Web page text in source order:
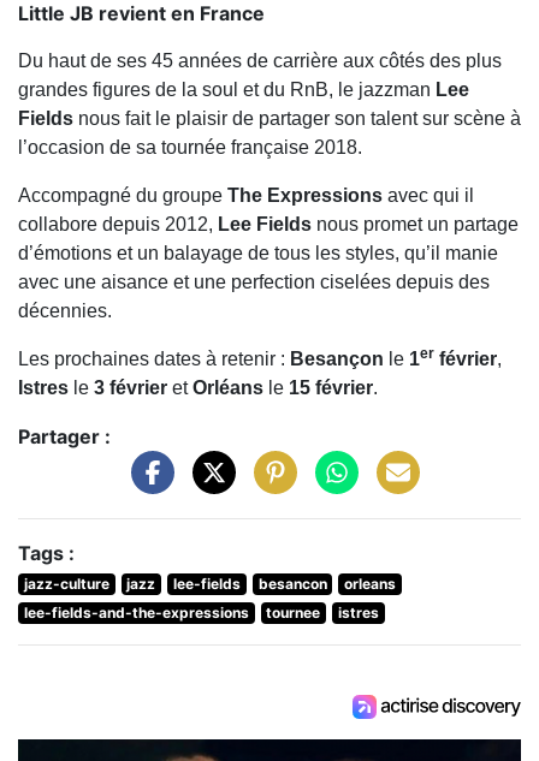
Little JB revient en France
Du haut de ses 45 années de carrière aux côtés des plus
grandes figures de la soul et du RnB, le jazzman Lee
Fields nous fait le plaisir de partager son talent sur scène à
l’occasion de sa tournée française 2018.
Accompagné du groupe The Expressions avec qui il
collabore depuis 2012, Lee Fields nous promet un partage
d’émotions et un balayage de tous les styles, qu’il manie
avec une aisance et une perfection ciselées depuis des
décennies.
Les prochaines dates à retenir : Besançon le 1er février,
Istres le 3 février etOrléans le 15 février.
Partager :
Tags :
jazz-culture jazz lee-fields besancon
orleans
lee-fields-and-the-expressions
tournee istres